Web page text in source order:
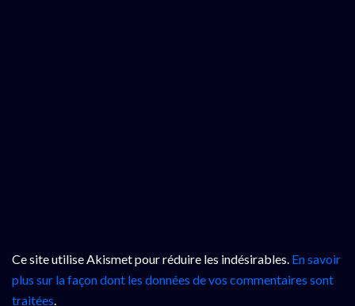
Ce site utilise Akismet pour réduire les indésirables. En savoir
plus sur la façon dont les données de vos commentaires sont
traitées.